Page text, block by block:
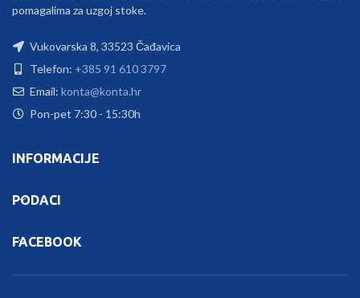
pomagalima za uzgoj stoke.
Vukovarska 8, 33523 Čađavica
Telefon: +385 91 610 3797
Email: konta@konta.hr
Pon-pet 7:30 - 15:30h
INFORMACIJE
PODACI
FACEBOOK